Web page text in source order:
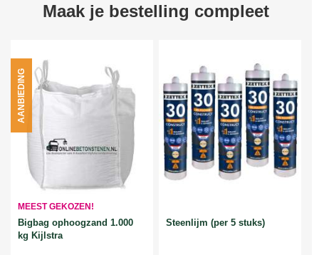
Maak je bestelling compleet
MEEST GEKOZEN!
Bigbag ophoogzand 1.000
kg Kijlstra
AANBIEDING
Steenlijm (per 5 stuks)